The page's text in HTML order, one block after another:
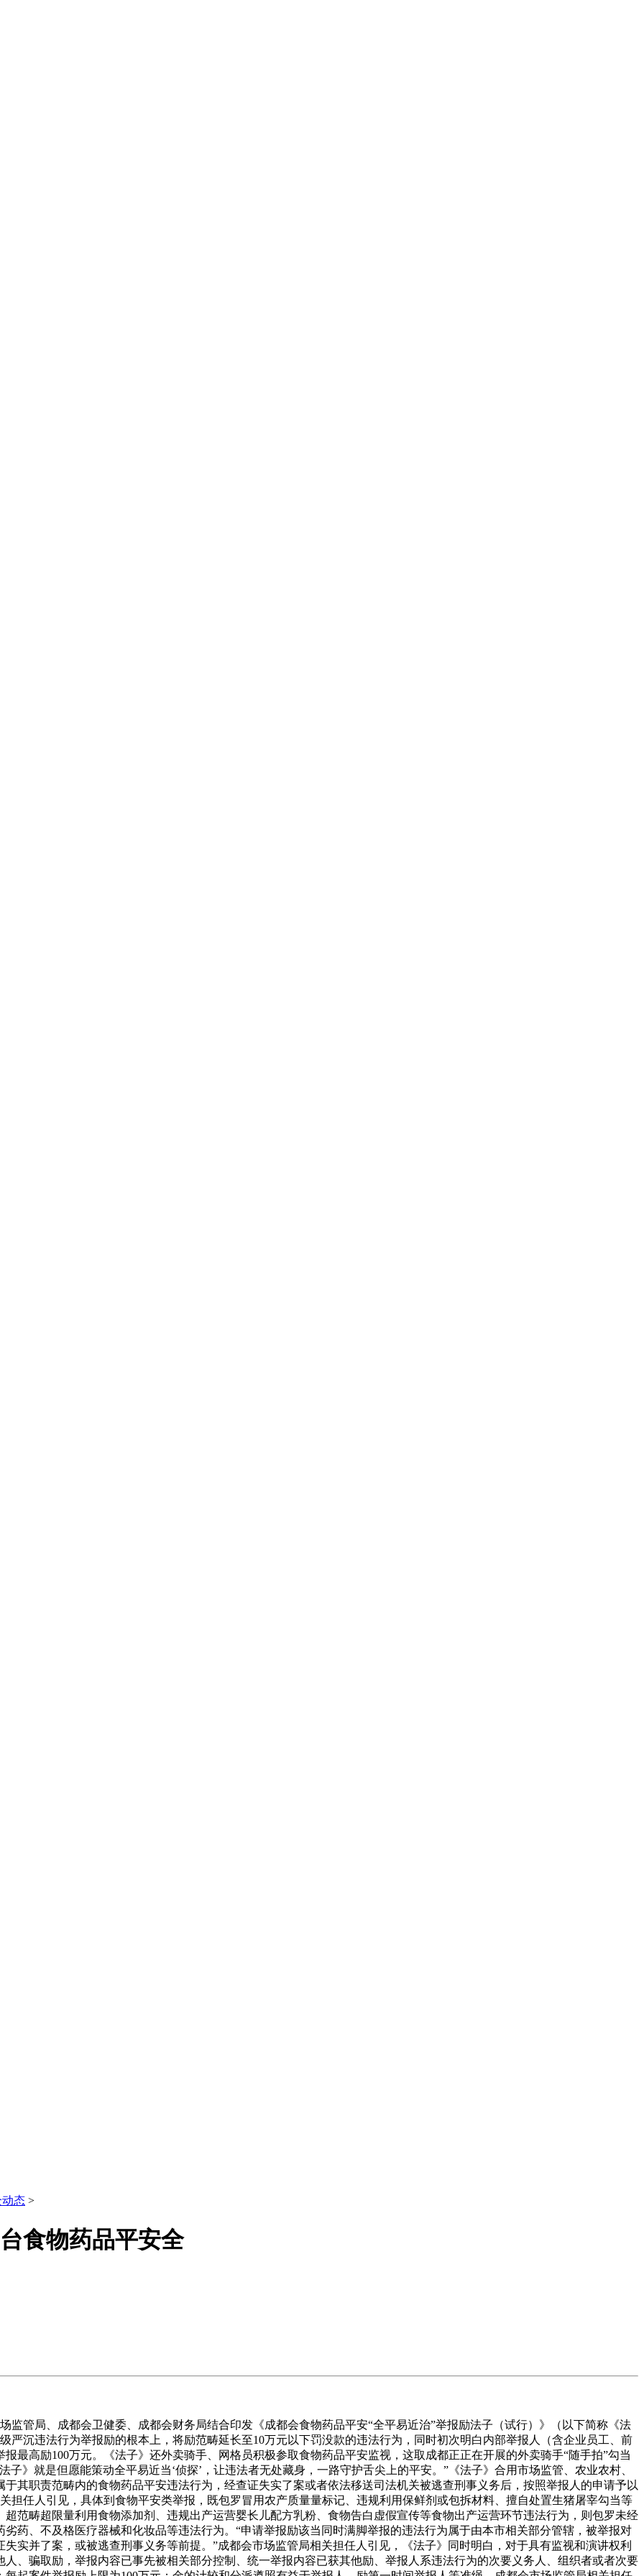
态 >
食物药品平安全
局、成都会卫健委、成都会财务局结合印发《成都会食物药品平安“全平易近治”举报励法子（试行）》（以下简称《法
严沉违法行为举报励的根本上，将励范畴延长至10万元以下罚没款的违法行为，同时初次明白内部举报人（含企业员工、前
最高励100万元。《法子》还外卖骑手、网格员积极参取食物药品平安监视，这取成都正正在开展的外卖骑手“随手拍”勾当
》就是但愿能策动全平易近当‘侦探’，让违法者无处藏身，一路守护舌尖上的平安。”《法子》合用市场监管、农业农村、
其职责范畴内的食物药品平安违法行为，经查证失实了案或者依法移送司法机关被逃查刑事义务后，按照举报人的申请予以
担任人引见，具体到食物平安类举报，既包罗冒用农产质量量标记、违规利用保鲜剂或包拆材料、擅自处置生猪屠宰勾当等
范畴超限量利用食物添加剂、违规出产运营婴长儿配方乳粉、食物告白虚假宣传等食物出产运营环节违法行为，则包罗未经
药、不及格医疗器械和化妆品等违法行为。“申请举报励该当同时满脚举报的违法行为属于由本市相关部分管辖，被举报对
实并了案，或被逃查刑事义务等前提。”成都会市场监管局相关担任人引见，《法子》同时明白，对于具有监视和演讲权利
、骗取励，举报内容已事先被相关部分控制、统一举报内容已获其他励、举报人系违法行为的次要义务人、组织者或者次要